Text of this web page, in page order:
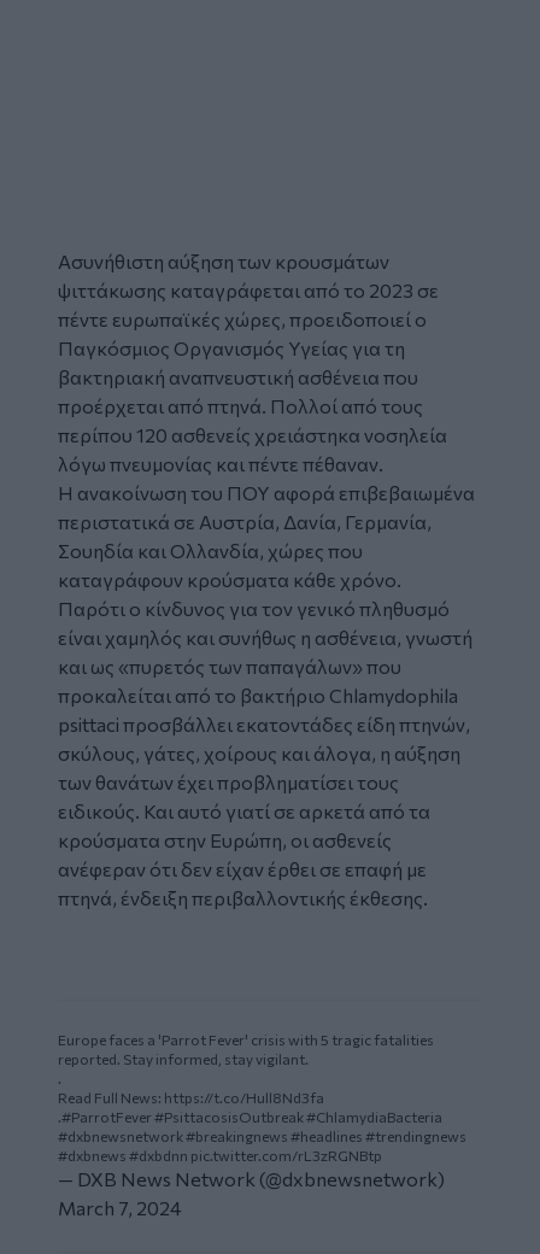
Ασυνήθιστη αύξηση των κρουσμάτων
ψιττάκωσης καταγράφεται από το 2023 σε
πέντε ευρωπαϊκές χώρες, προειδοποιεί ο
Παγκόσμιος Οργανισμός Υγείας για τη
βακτηριακή αναπνευστική ασθένεια που
προέρχεται από πτηνά. Πολλοί από τους
περίπου 120 ασθενείς χρειάστηκα νοσηλεία
λόγω πνευμονίας και πέντε πέθαναν.
Η ανακοίνωση του ΠΟΥ αφορά επιβεβαιωμένα
περιστατικά σε Αυστρία, Δανία, Γερμανία,
Σουηδία και Ολλανδία, χώρες που
καταγράφουν κρούσματα κάθε χρόνο.
Παρότι ο κίνδυνος για τον γενικό πληθυσμό
είναι χαμηλός και συνήθως η ασθένεια, γνωστή
και ως «πυρετός των παπαγάλων» που
προκαλείται από το βακτήριο Chlamydophila
psittaci προσβάλλει εκατοντάδες είδη πτηνών,
σκύλους, γάτες, χοίρους και άλογα, η αύξηση
των θανάτων έχει προβληματίσει τους
ειδικούς. Και αυτό γιατί σε αρκετά από τα
κρούσματα στην Ευρώπη, οι ασθενείς
ανέφεραν ότι δεν είχαν έρθει σε επαφή με
πτηνά, ένδειξη περιβαλλοντικής έκθεσης.
Europe faces a 'Parrot Fever' crisis with 5 tragic fatalities
reported. Stay informed, stay vigilant.
.
Read Full News: https://t.co/Hull8Nd3fa
.#ParrotFever #PsittacosisOutbreak#ChlamydiaBacteria
#dxbnewsnetwork#breakingnews #headlines #trendingnews
#dxbnews #dxbdnn pic.twitter.com/rL3zRGNBtp
— DXB News Network (@dxbnewsnetwork)
March 7, 2024